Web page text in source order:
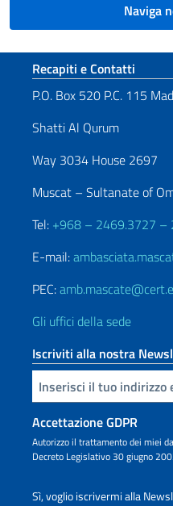
Naviga
Sezione
Recapiti e Contatti
P.O. Box 520 P.C. 115
Shatti Al Qurum
Way 3034 House 2697
Muscat – Sultanate of
Tel: +968 – 2469.3727 –
E-mail:
PEC:
Gli uffici della sede
Iscriviti alla nostra
Inserisci la tua email
Accettazione GDPR
Autorizzo il trattamento dei miei
Decreto Legislativo 30 giugno
Sì, voglio iscrivermi alla